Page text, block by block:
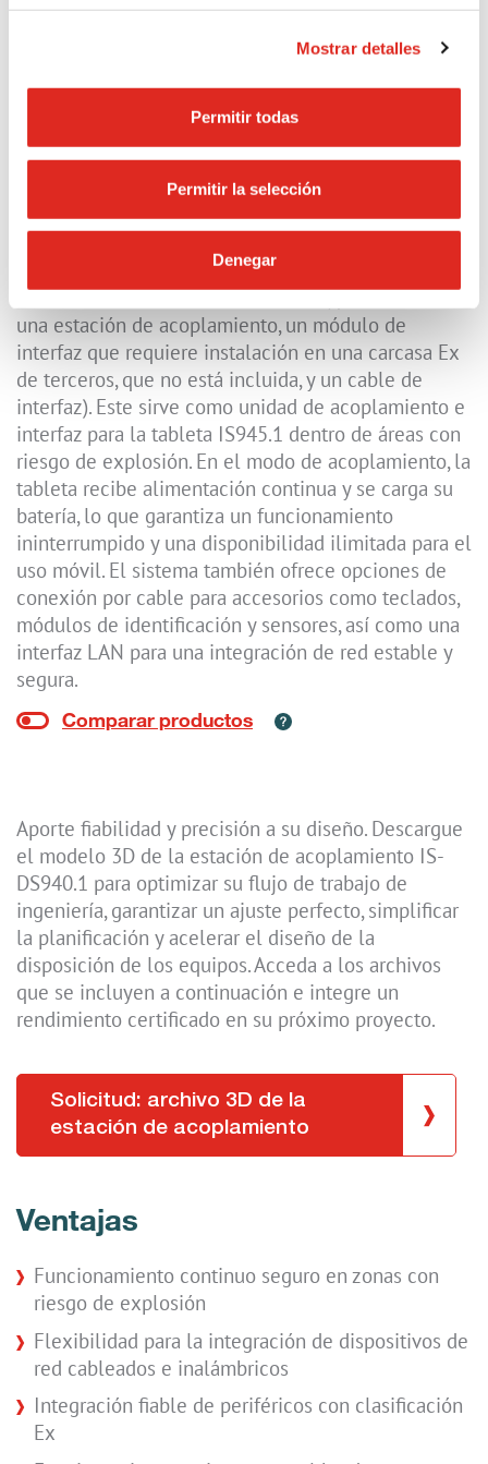
Mostrar detalles
Permitir todas
Permitir la selección
Denegar
Dispositivos adicionales Zona 1/21
IS-MOP1B.1
El panel operador móvil IS-MOP1B.1 consta de la
tableta Windows IS945.1, que ofrece una plataforma
móvil intrínsecamente segura y permite la
de sus interfaces. El segundo componente es el
sistema de conectividad IS-CS1A.1 (que consta de
una estación de acoplamiento, un módulo de
interfaz que requiere instalación en una carcasa Ex
de terceros, que no está incluida, y un cable de
interfaz). Este sirve como unidad de acoplamiento e
interfaz para la tableta IS945.1 dentro de áreas con
riesgo de explosión. En el modo de acoplamiento, la
tableta recibe alimentación continua y se carga su
batería, lo que garantiza un funcionamiento
ininterrumpido y una disponibilidad ilimitada para el
uso móvil. El sistema también ofrece opciones de
conexión por cable para accesorios como teclados,
módulos de identificación y sensores, así como una
interfaz LAN para una integración de red estable y
segura.
Aporte fiabilidad y precisión a su diseño. Descargue
el modelo 3D de la estación de acoplamiento IS-
DS940.1 para optimizar su flujo de trabajo de
ingeniería, garantizar un ajuste perfecto, simplificar
la planificación y acelerar el diseño de la
disposición de los equipos. Acceda a los archivos
que se incluyen a continuación e integre un
rendimiento certificado en su próximo proyecto.
Solicitud: archivo 3D de la
estación de acoplamiento
Ventajas
Funcionamiento continuo seguro en zonas con
riesgo de explosión
Flexibilidad para la integración de dispositivos de
red cableados e inalámbricos
Integración fiable de periféricos con clasificación
Ex